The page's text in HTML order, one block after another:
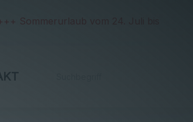
vom 24. Juli bis 2. August